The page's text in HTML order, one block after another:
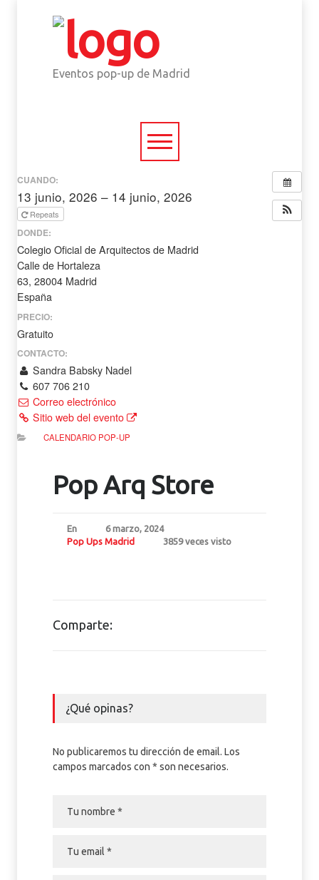
Eventos pop-up de Madrid
CUANDO:
13 junio, 2026 – 14 junio, 2026
Repeats
DONDE:
Colegio Oficial de Arquitectos de Madrid
Calle de Hortaleza
63, 28004 Madrid
España
PRECIO:
Gratuito
CONTACTO:
Sandra Babsky Nadel
607 706 210
Correo electrónico
Sitio web del evento
CALENDARIO POP-UP
Pop Arq Store
En
6 marzo, 2024
Pop Ups Madrid
3859 veces visto
Comparte:
¿Qué opinas?
No publicaremos tu dirección de email. Los
campos marcados con * son necesarios.